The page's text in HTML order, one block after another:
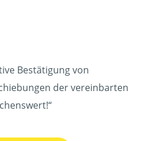
Bestätigung von
der vereinbarten